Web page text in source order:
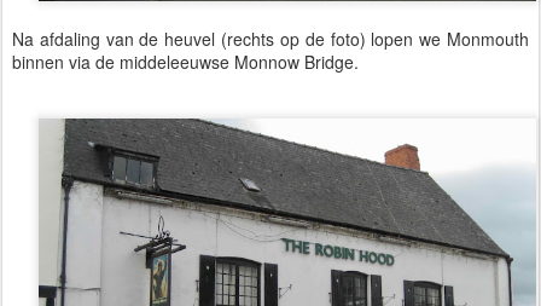
Na afdaling van de heuvel (rechts op de foto) lopen we Monmouth
binnen via de middeleeuwse Monnow Bridge.